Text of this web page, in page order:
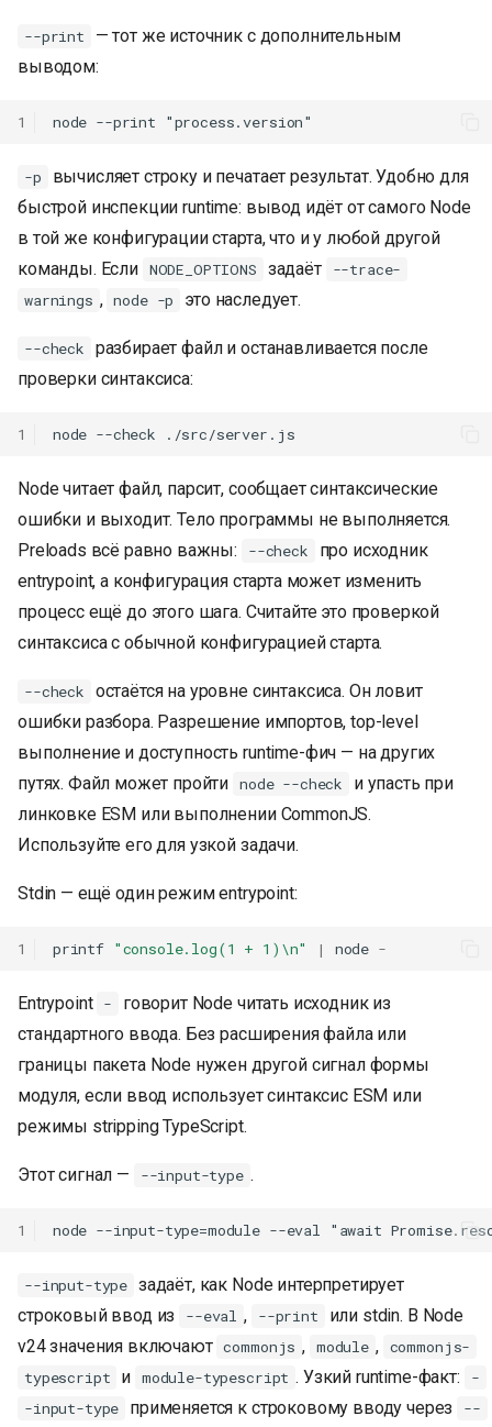
--print
— тот же источник с дополнительным
выводом:
1
-p
вычисляет строку и печатает результат. Удобно для
быстрой инспекции runtime: вывод идёт от самого Node
в той же конфигурации старта, что и у любой другой
команды. Если NODE_OPTIONS задаёт
--trace-
warnings , node -p это наследует.
--check
разбирает файл и останавливается после
проверки синтаксиса:
1
Node читает файл, парсит, сообщает синтаксические
ошибки и выходит. Тело программы не выполняется.
Preloads всё равно важны:
--check
про исходник
entrypoint, а конфигурация старта может изменить
процесс ещё до этого шага. Считайте это проверкой
синтаксиса с обычной конфигурацией старта.
--check
остаётся на уровне синтаксиса. Он ловит
ошибки разбора. Разрешение импортов, top-level
выполнение и доступность runtime-фич — на других
путях. Файл может пройти node --check
и упасть при
линковке ESM или выполнении CommonJS.
Используйте его для узкой задачи.
Stdin — ещё один режим entrypoint:
1 printf "console.log(1 + 1)\n" | node -
Entrypoint -
говорит Node читать исходник из
стандартного ввода. Без расширения файла или
границы пакета Node нужен другой сигнал формы
модуля, если ввод использует синтаксис ESM или
режимы stripping TypeScript.
Этот сигнал — --input-type .
1
--input-type задаёт, как Node интерпретирует
строковый ввод из
--eval , --print
или stdin. В Node
v24 значения включают commonjs , module , commonjs-
typescript
и module-typescript . Узкий runtime-факт:
-
-input-type
применяется к строковому вводу через
--